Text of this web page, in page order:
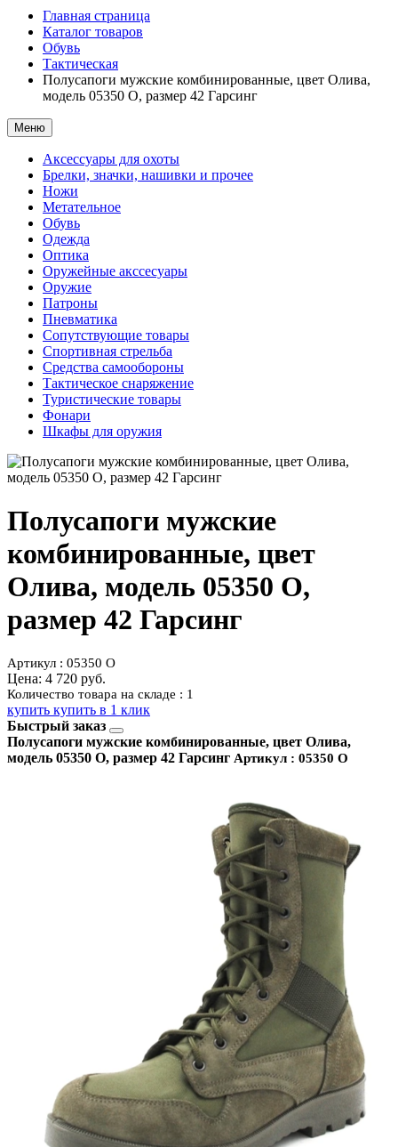
Главная страница
Каталог товаров
Обувь
Тактическая
Полусапоги мужские комбинированные, цвет Олива,
модель 05350 О, размер 42 Гарсинг
Меню
Аксессуары для охоты
Брелки, значки, нашивки и прочее
Ножи
Метательное
Обувь
Одежда
Оптика
Оружейные акссесуары
Оружие
Патроны
Пневматика
Сопутствующие товары
Спортивная стрельба
Средства самообороны
Тактическое снаряжение
Туристические товары
Фонари
Шкафы для оружия
Полусапоги мужские
комбинированные, цвет
Олива, модель 05350 О,
размер 42 Гарсинг
Артикул : 05350 О
Цена: 4 720 руб.
Количество товара на складе : 1
купить купить в 1 клик
Быстрый заказ
Полусапоги мужские комбинированные, цвет Олива,
модель 05350 О, размер 42 Гарсинг Артикул : 05350 О